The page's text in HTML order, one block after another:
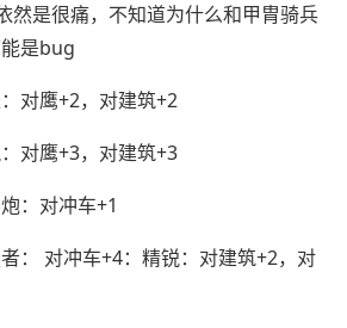
然是很痛，不知道为什么和甲胄骑兵
是bug
对鹰+2，对建筑+2
对鹰+3，对建筑+3
：对冲车+1
： 对冲车+4：精锐：对建筑+2，对